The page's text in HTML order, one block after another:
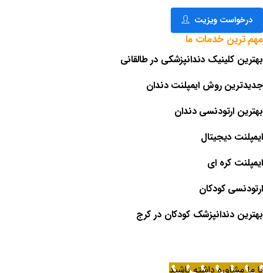
درخواست ویزیت
مهم ترین خدمات ما
بهترین کلینیک دندانپزشکی در طالقانی
جدیدترین روش ایمپلنت دندان
بهترین ارتودنسی دندان
ایمپلنت دیجیتال
ایمپلنت کره ای
ارتودنسی کودکان
بهترین دندانپزشک کودکان در کرج
با ما مشاوره داشته باشید